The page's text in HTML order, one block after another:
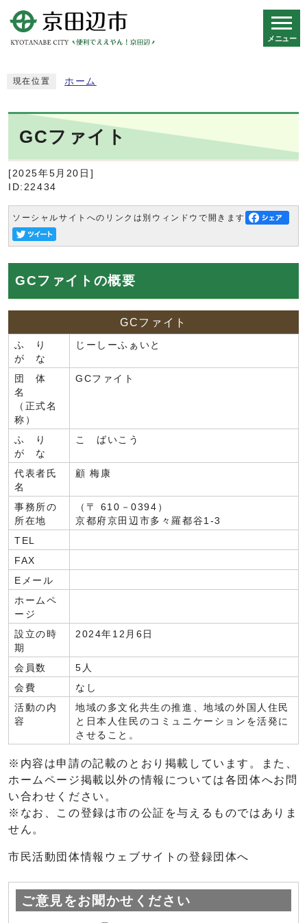
メニュー
現在位置 ホーム
GCファイト
[2025年5月20日]
ID:22434
ソーシャルサイトへのリンクは別ウィンドウで開きます
GCファイトの概要
GCファイト
ふ り
が な
じーしーふぁいと
団 体
名
（正式名
称）
GCファイト
ふ り
が な
こ ばいこう
代表者氏
名
顧 梅康
事務所の
所在地
（〒 610－0394）
京都府京田辺市多々羅都谷1-3
TEL
FAX
Eメール
ホームペ
ージ
設立の時
期
2024年12月6日
会員数
5人
会費
なし
活動の内
容
地域の多文化共生の推進、地域の外国人住民
と日本人住民のコミュニケーションを活発に
させること。
※内容は申請の記載のとおり掲載しています。また、
ホームページ掲載以外の情報については各団体へお問
い合わせください。
※なお、この登録は市の公証を与えるものではありま
せん。
市民活動団体情報ウェブサイトの登録団体へ
ご意見をお聞かせください